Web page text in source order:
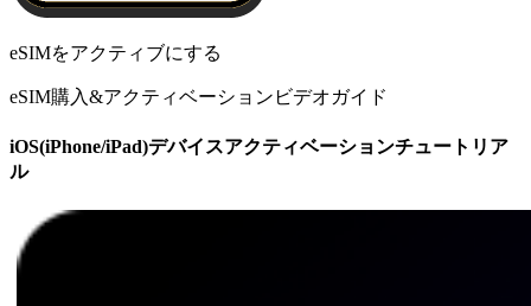
eSIMをアクティブにする
eSIM購入&アクティベーションビデオガイド
iOS(iPhone/iPad)デバイスアクティベーションチュートリア
ル